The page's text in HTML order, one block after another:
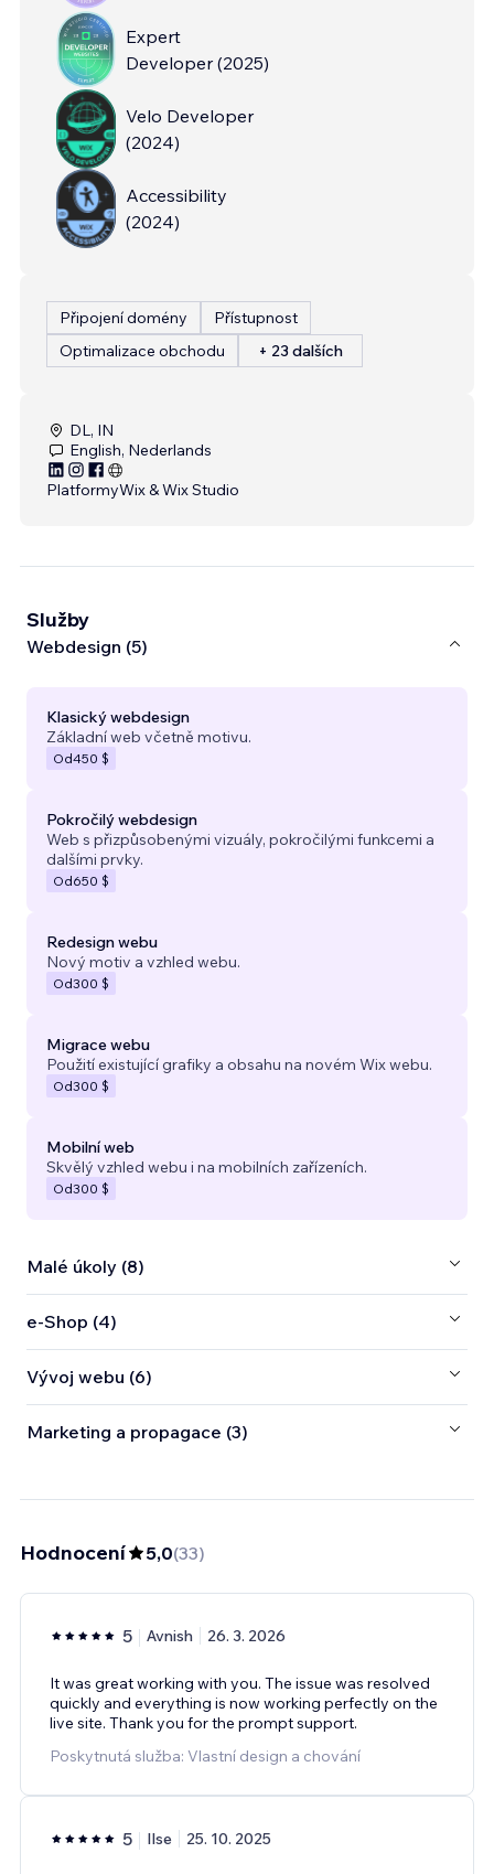
Expert
Developer (2025)
Velo Developer
(2024)
Accessibility
(2024)
Připojení domény
Přístupnost
Optimalizace obchodu
+ 23 dalších
DL, IN
English, Nederlands
PlatformyWix & Wix Studio
Služby
Webdesign (5)
Klasický webdesign
Základní web včetně motivu.
Od450 $
Pokročilý webdesign
Web s přizpůsobenými vizuály, pokročilými funkcemi a
dalšími prvky.
Od650 $
Redesign webu
Nový motiv a vzhled webu.
Od300 $
Migrace webu
Použití existující grafiky a obsahu na novém Wix webu.
Od300 $
Mobilní web
Skvělý vzhled webu i na mobilních zařízeních.
Od300 $
Malé úkoly (8)
e‑Shop (4)
Vývoj webu (6)
Marketing a propagace (3)
Hodnocení 5,0(33)
5 Avnish 26. 3. 2026
It was great working with you. The issue was resolved
quickly and everything is now working perfectly on the
live site. Thank you for the prompt support.
Poskytnutá služba: Vlastní design a chování
5 Ilse 25. 10. 2025